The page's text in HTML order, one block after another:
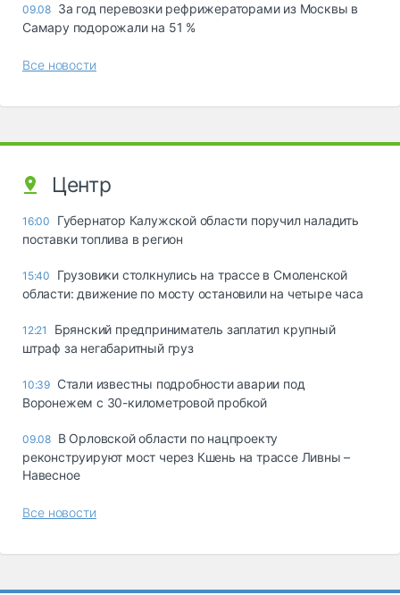
09.08 За год перевозки рефрижераторами из Москвы в
Самару подорожали на 51 %
Все новости
Центр
16:00
Губернатор Калужской области поручил наладить
поставки топлива в регион
15:40
Грузовики столкнулись на трассе в Смоленской
области: движение по мосту остановили на четыре часа
12:21
Брянский предприниматель заплатил крупный
штраф за негабаритный груз
10:39 Стали известны подробности аварии под
Воронежем с 30-километровой пробкой
09.08 В Орловской области по нацпроекту
реконструируют мост через Кшень на трассе Ливны –
Навесное
Все новости